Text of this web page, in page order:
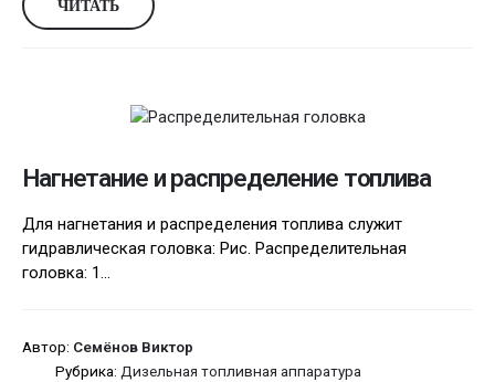
ЧИТАТЬ
Нагнетание и распределение топлива
Для нагнетания и распределения топлива служит
гидравлическая головка: Рис. Распределительная
головка: 1...
Автор: Семёнов Виктор
Рубрика: Дизельная топливная аппаратура